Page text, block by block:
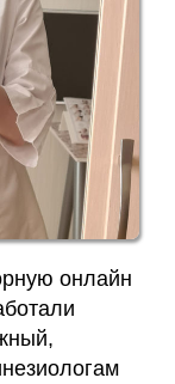
онлайн